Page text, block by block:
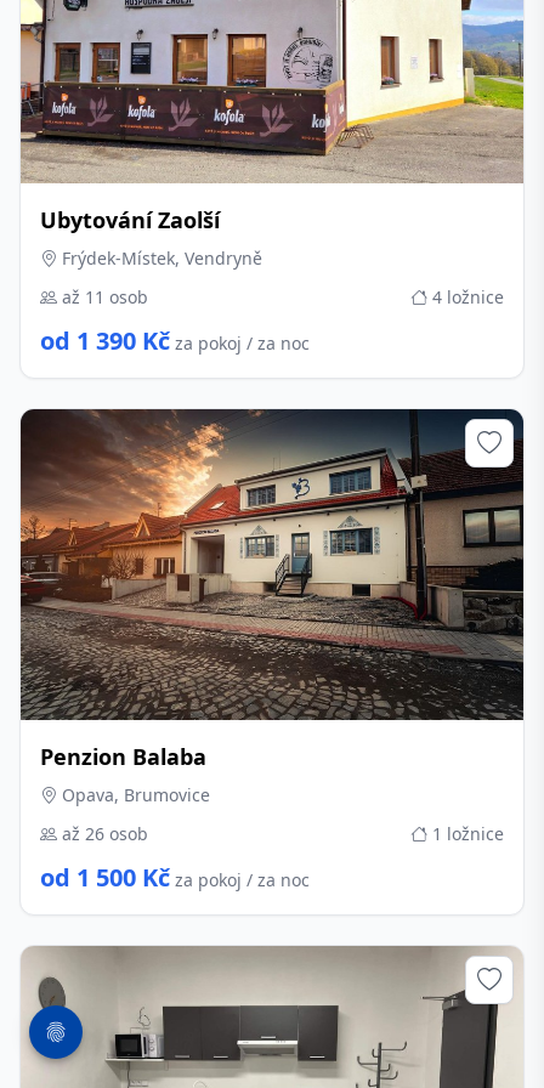
Ubytování Zaolší
Frýdek-Místek, Vendryně
až 11 osob
4 ložnice
od 1 390 Kč za pokoj / za noc
Penzion Balaba
Opava, Brumovice
až 26 osob
1 ložnice
od 1 500 Kč za pokoj / za noc